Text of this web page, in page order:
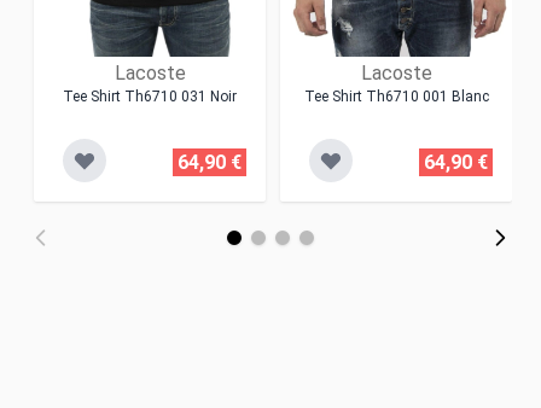
Lacoste
Tee Shirt Th6710 031 Noir
64,90 €
Lacoste
Tee Shirt Th6710 001 Blanc
64,90 €